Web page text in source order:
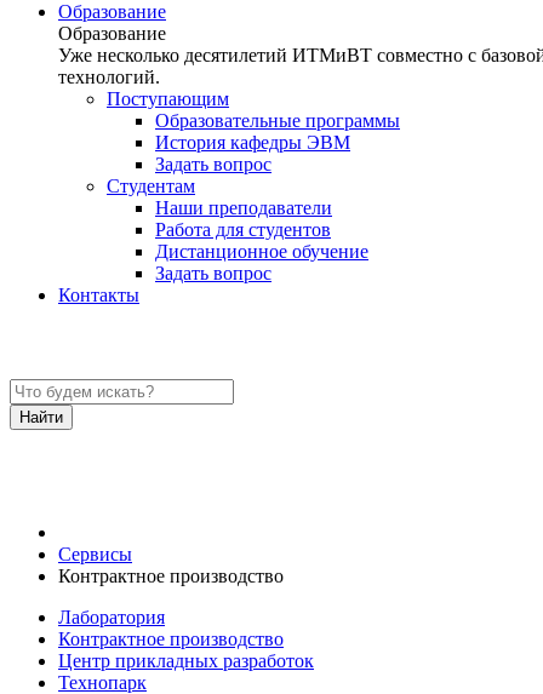
Образование
Образование
Уже несколько десятилетий ИТМиВТ совместно с
технологий.
Поступающим
Образовательные программы
История кафедры ЭВМ
Задать вопрос
Студентам
Наши преподаватели
Работа для студентов
Дистанционное обучение
Задать вопрос
Контакты
Сервисы
Контрактное производство
Лаборатория
Контрактное производство
Центр прикладных разработок
Технопарк